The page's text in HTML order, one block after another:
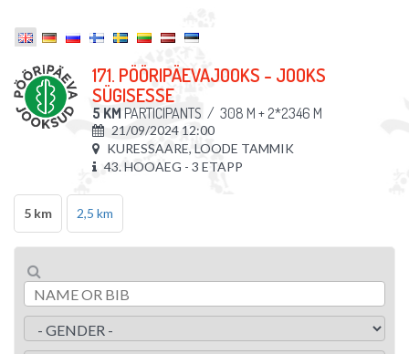
171. PÖÖRIPÄEVAJOOKS - JOOKS
SÜGISESSE
5 KM PARTICIPANTS / 308 M + 2*2346 M
21/09/2024 12:00
KURESSAARE, LOODE TAMMIK
43. HOOAEG - 3 ETAPP
5 km 2,5 km